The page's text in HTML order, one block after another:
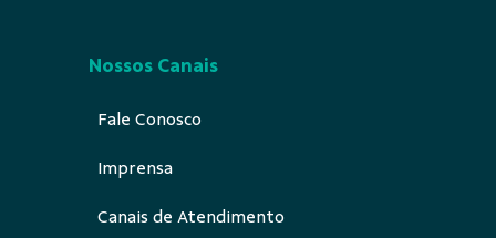
Nossos Canais
Fale Conosco
Imprensa
Canais de Atendimento